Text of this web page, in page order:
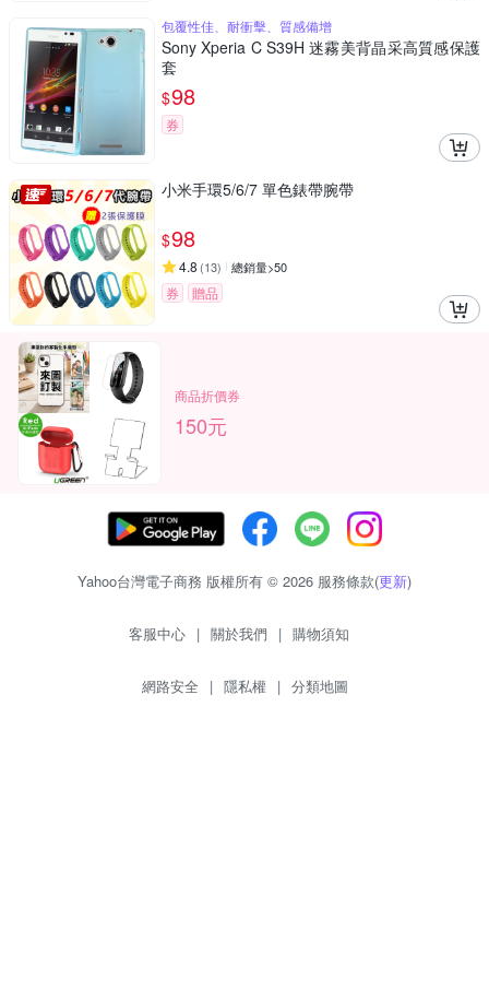
包覆性佳、耐衝擊、質感備增
Sony Xperia C S39H 迷霧美背晶采高質感保護
套
$98
券
小米手環5/6/7 單色錶帶腕帶
$98
4.8 (13) 總銷量>50
券 贈品
商品折價券
150元
Yahoo台灣電子商務 版權所有 © 2026 服務條款(更新)
客服中心 | 關於我們 | 購物須知
網路安全 | 隱私權 | 分類地圖